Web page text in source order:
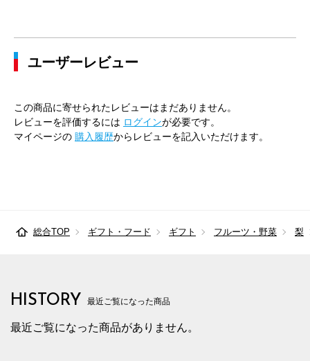
ユーザーレビュー
この商品に寄せられたレビューはまだありません。
レビューを評価するには ログインが必要です。
マイページの 購入履歴からレビューを記入いただけます。
総合TOP ギフト・フード ギフト フルーツ・野菜 梨
HISTORY 最近ご覧になった商品
最近ご覧になった商品がありません。